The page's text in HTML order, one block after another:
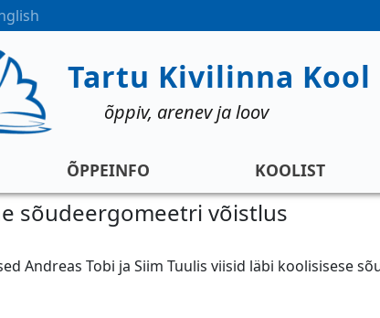
Tartu Kivilinna Kool
õppiv, arenev ja loov
ÕPPEINFO KOOLIST
sõudeergomeetri võistlus
Andreas Tobi ja Siim Tuulis viisid läbi koolisisese